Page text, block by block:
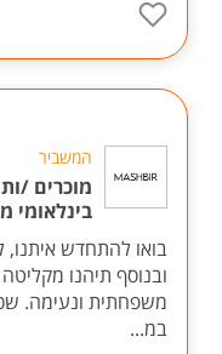
המשביר
מוכרים /
בינלאומי
בואו להתחדש איתנו,
ובנוסף תיהנו
משפחתית ונעימה.
במ...